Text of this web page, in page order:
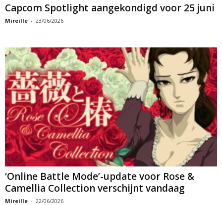
Capcom Spotlight aangekondigd voor 25 juni
Mireille - 23/06/2026
‘Online Battle Mode’-update voor Rose &
Camellia Collection verschijnt vandaag
Mireille - 22/06/2026